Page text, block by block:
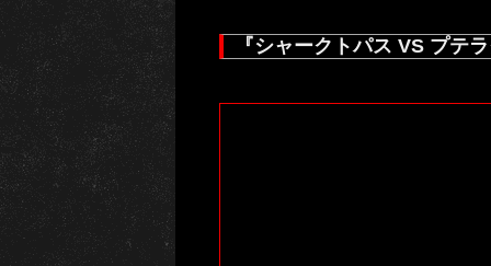
『シャークトパス VS プテラ